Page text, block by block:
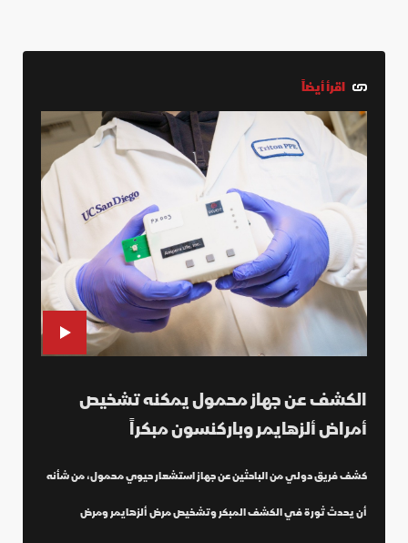
اقرأ أيضاً
الكشف عن جهاز محمول يمكنه تشخيص
أمراض ألزهايمر وباركنسون مبكراً
كشف فريق دولي من الباحثين عن جهاز استشعار حيوي محمول، من شأنه
أن يحدث ثورة في الكشف المبكر وتشخيص مرض ألزهايمر ومرض